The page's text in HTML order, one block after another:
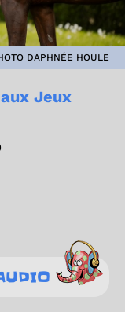
DAPHNÉE HOULE
Jeux